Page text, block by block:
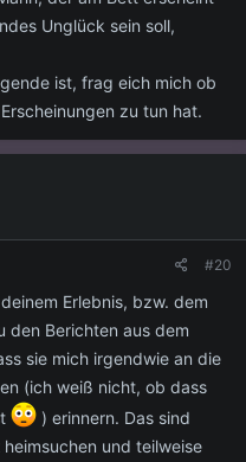
Unglück sein soll,
ist, frag eich mich ob
zu tun hat.
#20
Erlebnis, bzw. dem
den Berichten aus dem
sie mich irgendwie an die
(ich weiß nicht, ob dass
) erinnern. Das sind
und teilweise